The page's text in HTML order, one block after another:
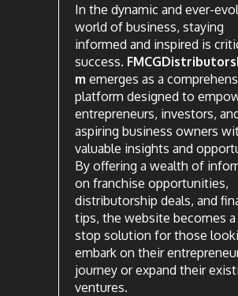
In the dynamic and ever-
world of business, staying
informed and inspired is
success.
m emerges as a
platform designed to
entrepreneurs, investors,
aspiring business owners
valuable insights and
By offering a wealth of
on franchise opportunities,
distributorship deals, and
tips, the website becomes
stop solution for those
embark on their
journey or expand their
ventures.